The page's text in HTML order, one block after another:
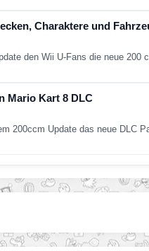
Charaktere und
den Wii U-Fans die neue
Mario Kart 8 DLC
200ccm Update das neue DLC